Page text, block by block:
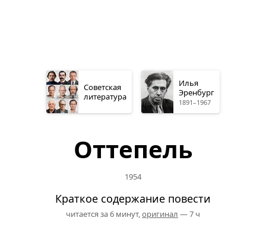
Советская
литература
Илья
Эренбург
1891–1967
Оттепель
1954
Краткое содержание повести
читается за 6 минут,оригинал — 7 ч